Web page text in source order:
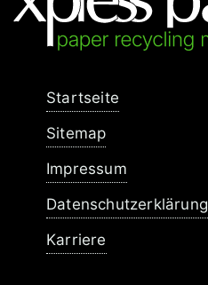
Navigation
Startseite
Sitemap
Impressum
Datenschutzerklärung
Karriere